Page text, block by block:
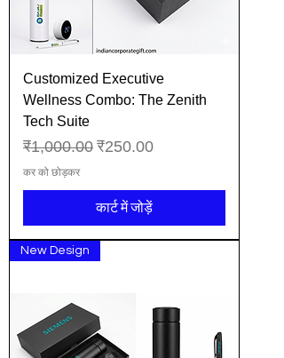
Customized Executive
Wellness Combo: The Zenith
Tech Suite
नियमित मूल्य
₹1,000.00 बिक्री मूल्य
₹250.00
कर को छोड़कर
कार्ट में जोड़ें
New Design